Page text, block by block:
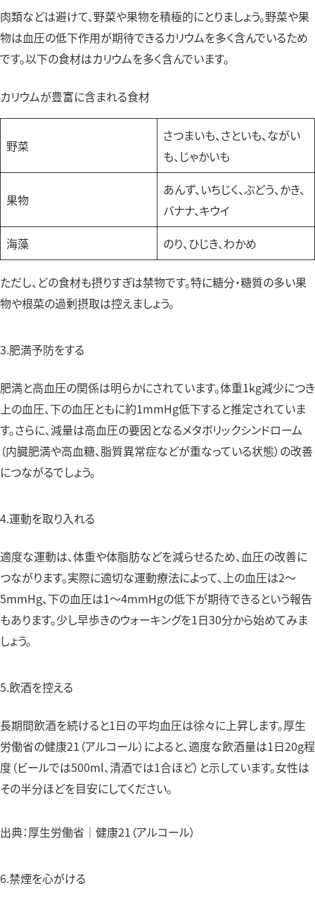
肉類などは避けて、野菜や果物を積極的にとりましょう。野菜や果
物は血圧の低下作用が期待できるカリウムを多く含んでいるため
です。以下の食材はカリウムを多く含んでいます。
カリウムが豊富に含まれる食材
野菜
さつまいも、さといも、ながい
も、じゃかいも
果物
あんず、いちじく、ぶどう、かき、
バナナ、キウイ
海藻
のり、ひじき、わかめ
ただし、どの食材も摂りすぎは禁物です。特に糖分・糖質の多い果
物や根菜の過剰摂取は控えましょう。
3.肥満予防をする
肥満と高血圧の関係は明らかにされています。体重1kg減少につき
上の血圧、下の血圧ともに約1mmHg低下すると推定されていま
す。さらに、減量は高血圧の要因となるメタボリックシンドローム
（内臓肥満や高血糖、脂質異常症などが重なっている状態）の改善
につながるでしょう。
4.運動を取り入れる
適度な運動は、体重や体脂肪などを減らせるため、血圧の改善に
つながります。実際に適切な運動療法によって、上の血圧は2〜
5mmHg、下の血圧は1〜4mmHgの低下が期待できるという報告
もあります。少し早歩きのウォーキングを1日30分から始めてみま
しょう。
5.飲酒を控える
長期間飲酒を続けると1日の平均血圧は徐々に上昇します。厚生
労働省の健康21（アルコール） によると、適度な飲酒量は1日20g程
度（ビールでは500ml、清酒では1合ほど）と示しています。女性は
その半分ほどを目安にしてください。
出典：厚生労働省｜健康21（アルコール）
6.禁煙を心がける